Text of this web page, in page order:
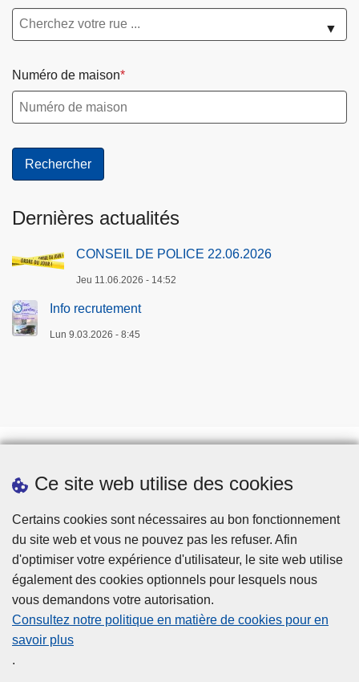
Ce site web utilise des cookies
Certains cookies sont nécessaires au bon fonctionnement
du site web et vous ne pouvez pas les refuser. Afin
d'optimiser votre expérience d'utilisateur, le site web utilise
également des cookies optionnels pour lesquels nous
vous demandons votre autorisation.
Consultez notre politique en matière de cookies pour en
savoir plus
.
▼
Numéro de maison
Dernières actualités
CONSEIL DE POLICE 22.06.2026
Jeu 11.06.2026 - 14:52
Info recrutement
Lun 9.03.2026 - 8:45
Téléchargements
Presse